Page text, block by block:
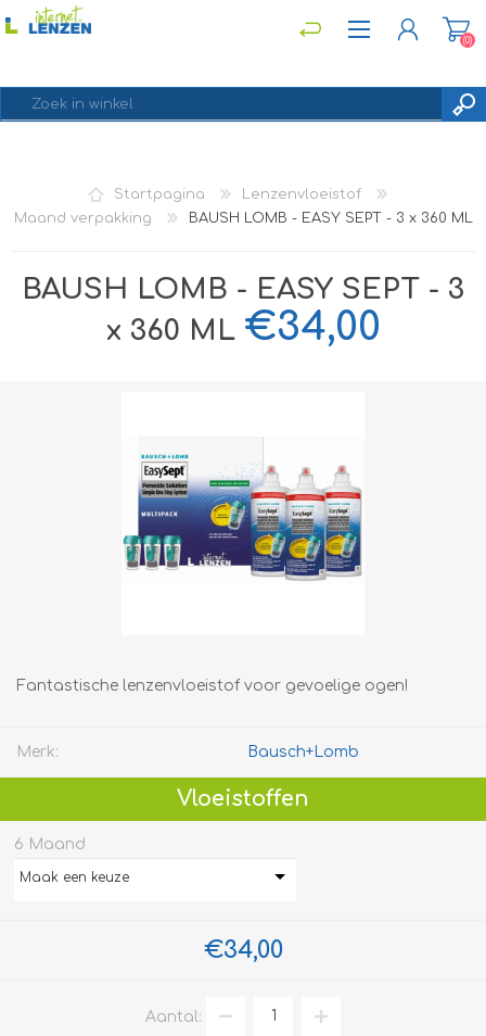
INLOGGEN
(0)
Startpagina
Lenzenvloeistof
Maand verpakking
BAUSH LOMB - EASY SEPT - 3 x 360 ML
BAUSH LOMB - EASY SEPT - 3
x 360 ML €34,00
Fantastische lenzenvloeistof voor gevoelige ogen!
Merk: Bausch+Lomb
Vloeistoffen
6 Maand
Maak een keuze
€34,00
Aantal: